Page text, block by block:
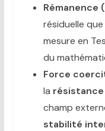
Rémanence
résiduelle que
mesure en
du
Force
la
champ
stabilité